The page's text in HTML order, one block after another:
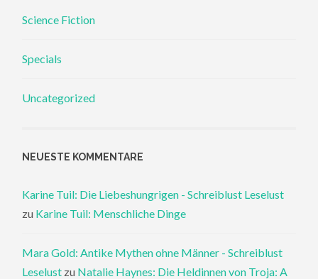
Science Fiction
Specials
Uncategorized
NEUESTE KOMMENTARE
Karine Tuil: Die Liebeshungrigen - Schreiblust Leselust
zu Karine Tuil: Menschliche Dinge
Mara Gold: Antike Mythen ohne Männer - Schreiblust
Leselust zu Natalie Haynes: Die Heldinnen von Troja: A